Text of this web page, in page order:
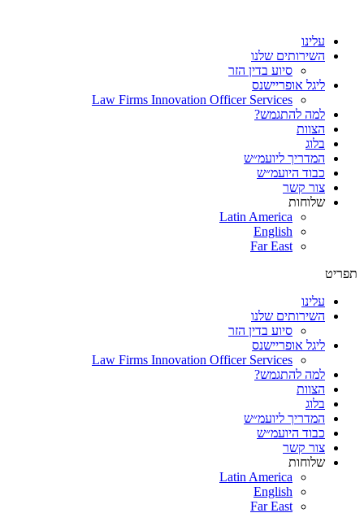
עלינו
השירותים שלנו
סיוע בדין הזר
ליגל אופריישנס
Law Firms Innovation Officer Services
למה להתגמש?
הצוות
בלוג
המדריך ליועמ״ש
כבוד היועמ״ש
צור קשר
שלוחות
Latin America
English
Far East
תפריט
עלינו
השירותים שלנו
סיוע בדין הזר
ליגל אופריישנס
Law Firms Innovation Officer Services
למה להתגמש?
הצוות
בלוג
המדריך ליועמ״ש
כבוד היועמ״ש
צור קשר
שלוחות
Latin America
English
Far East